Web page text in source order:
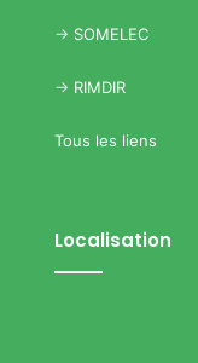
-> SOMELEC
-> RIMDIR
Tous les liens
Localisation